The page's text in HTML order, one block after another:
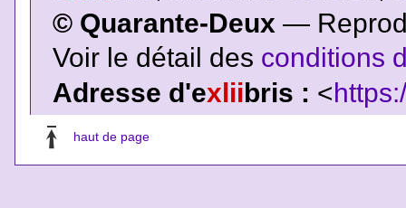
© Quarante-Deux —
Voir le détail des conditions
Adresse d'exlii bris : <
haut de page